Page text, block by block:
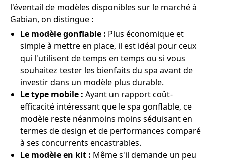
l'éventail de modèles disponibles sur le marché à
Gabian, on distingue :
Le modèle gonflable : Plus économique et
simple à mettre en place, il est idéal pour ceux
qui l'utilisent de temps en temps ou si vous
souhaitez tester les bienfaits du spa avant de
investir dans un modèle plus durable.
Le type mobile : Ayant un rapport coût-
efficacité intéressant que le spa gonflable, ce
modèle reste néanmoins moins séduisant en
termes de design et de performances comparé
à ses concurrents encastrables.
Le modèle en kit : Même s'il demande un peu